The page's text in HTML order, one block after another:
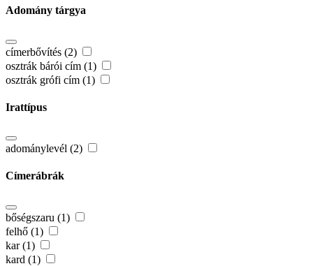
Adomány tárgya
címerbővítés (2)
osztrák bárói cím (1)
osztrák grófi cím (1)
Irattípus
adománylevél (2)
Címerábrák
bőségszaru (1)
felhő (1)
kar (1)
kard (1)